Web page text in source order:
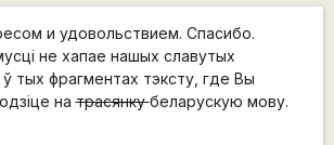
и удовольствием. Спасибо.
не хапае нашых славутых
ў тых фрагментах тэксту, где Вы
натрасянкубеларускую мову.